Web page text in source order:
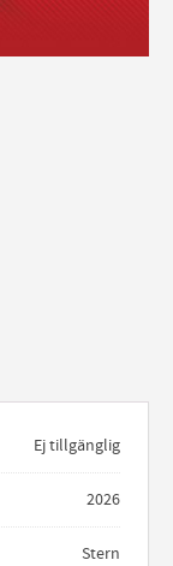
Ej tillgänglig
2026
Stern